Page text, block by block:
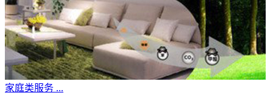
家庭类服务 ...